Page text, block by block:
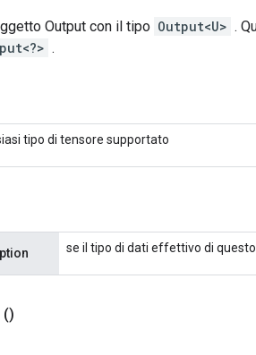
Output con il tipo Output<U> .
.
tipo di tensore supportato
se il tipo di dati effettivo di
()